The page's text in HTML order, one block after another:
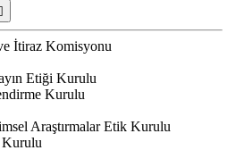
İtiraz Komisyonu
Etiği Kurulu
Kurulu
Araştırmalar Etik Kurulu
Kurulu